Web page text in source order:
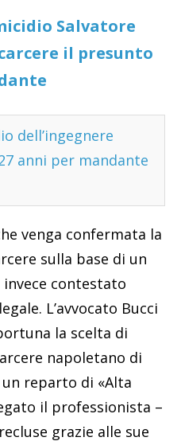
Salvatore
il presunto
dell’ingegnere
anni per mandante
venga confermata la
sulla base di un
contestato
L’avvocato Bucci
la scelta di
napoletano di
un reparto di «Alta
il professionista –
grazie alle sue